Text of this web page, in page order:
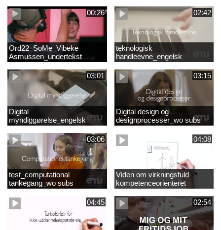
00:26
Ord22_SoMe_Vibeke
Asmussen_undertekst
02:42
teknologisk
handleevne_engelsk
03:01
Digital
myndiggørelse_engelsk
03:15
Digital design og
designprocesser_wo subs
03:06
test_computational
tankegang_wo subs
04:08
Viden om virkningsfuld
kompetenceorienteret
naturfagsundervisning
04:45
02:54